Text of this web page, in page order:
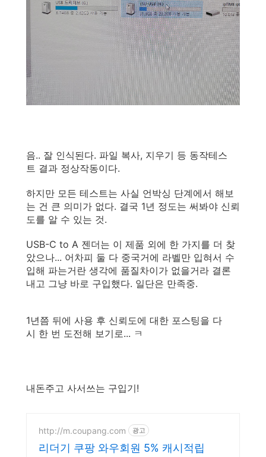
음.. 잘 인식된다. 파일 복사, 지우기 등 동작테스
트 결과 정상작동이다.
하지만 모든 테스트는 사실 언박싱 단계에서 해보
는 건 큰 의미가 없다. 결국 1년 정도는 써봐야 신뢰
도를 알 수 있는 것.
USB-C to A 젠더는 이 제품 외에 한 가지를 더 찾
았으나... 어차피 둘 다 중국거에 라벨만 입혀서 수
입해 파는거란 생각에 품질차이가 없을거라 결론
내고 그냥 바로 구입했다. 일단은 만족중.
1년쯤 뒤에 사용 후 신뢰도에 대한 포스팅을 다
시 한 번 도전해 보기로... ㅋ
내돈주고 사서쓰는 구입기!
http://m.coupang.com 광고
리더기 쿠팡 와우회원 5% 캐시적립